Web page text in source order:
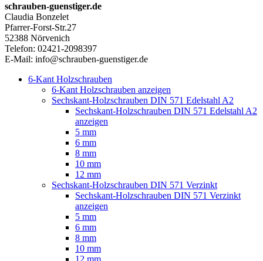
schrauben-guenstiger.de
Claudia Bonzelet
Pfarrer-Forst-Str.27
52388 Nörvenich
Telefon: 02421-2098397
E-Mail: info@schrauben-guenstiger.de
6-Kant Holzschrauben
6-Kant Holzschrauben anzeigen
Sechskant-Holzschrauben DIN 571 Edelstahl A2
Sechskant-Holzschrauben DIN 571 Edelstahl A2
anzeigen
5 mm
6 mm
8 mm
10 mm
12 mm
Sechskant-Holzschrauben DIN 571 Verzinkt
Sechskant-Holzschrauben DIN 571 Verzinkt
anzeigen
5 mm
6 mm
8 mm
10 mm
12 mm